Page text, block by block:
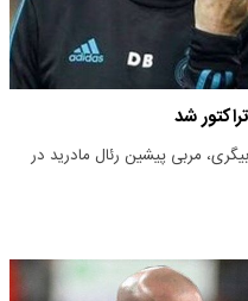
شد
مربی پیشین رئال مادرید در